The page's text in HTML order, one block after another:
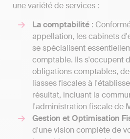
une variété de services :
La comptabilité :
appellation, les cabinets
se spécialisent
comptable. Ils s'occupent
obligations comptables,
liasses fiscales à
résultat, incluant la
l'administration fiscale de
Gestion et Optimisation
d'une vision complète de